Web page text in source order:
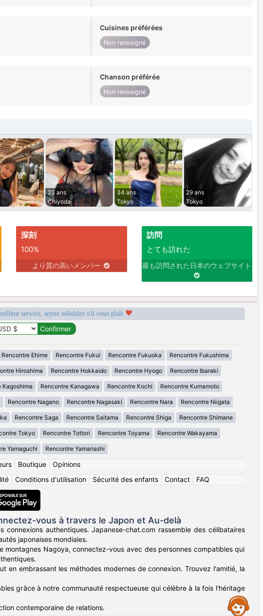
Cuisines préférées
Non renseigné
Chanson préférée
Non renseigné
23 ans
Chiyoda
34 ans
Tokyo
29 ans
Tokyo
深刻
100%
より質の高いメンバー
訪問
とても訪れた
最も訪問された日本のウェブサイト
service, soyez solidaire s'il vous plaît
Rencontre Ehime Rencontre Fukui Rencontre Fukuoka Rencontre Fukushima
Hiroshima Rencontre Hokkaido Rencontre Hyogo Rencontre Ibaraki
Kagoshima Rencontre Kanagawa Rencontre Kochi Rencontre Kumamoto
Rencontre Nagano Rencontre Nagasaki Rencontre Nara Rencontre Niigata
Rencontre Saga Rencontre Saitama Rencontre Shiga Rencontre Shimane
Tokyo Rencontre Tottori Rencontre Toyama Rencontre Wakayama
Yamaguchi Rencontre Yamanashi
| Boutique| Opinions
| Conditions d'utilisation| Sécurité des enfants| Contact| FAQ
vous à travers le Japon et Au-delà
authentiques. Japanese-chat.com rassemble des célibataires
japonaises mondiales.
Nagoya, connectez-vous avec des personnes compatibles qui
embrassant les méthodes modernes de connexion. Trouvez l'amitié, la
grâce à notre communauté respectueuse qui célèbre à la fois l'héritage
contemporaine de relations.